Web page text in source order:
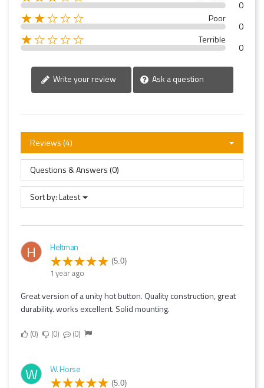
0
★★☆☆☆ Poor
0
★☆☆☆☆ Terrible
0
Write your review Ask a question
Reviews (4)
Questions & Answers (0)
Sort by:Latest
H Heltman
(5.0)
1 year ago
Great version of a unity hot button. Quality construction, great
durability. works excellent. Solid mounting.
0 0 0
W W. Horse
(5.0)